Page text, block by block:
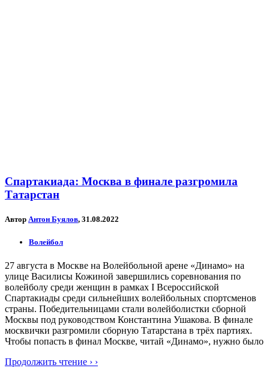
Спартакиада: Москва в финале разгромила
Татарстан
Автор Антон Буялов, 31.08.2022
Волейбол
27 августа в Москве на Волейбольной арене «Динамо» на
улице Василисы Кожиной завершились соревнования по
волейболу среди женщин в рамках I Всероссийской
Спартакиады среди сильнейших волейбольных спортсменов
страны. Победительницами стали волейболистки сборной
Москвы под руководством Константина Ушакова. В финале
москвички разгромили сборную Татарстана в трёх партиях.
Чтобы попасть в финал Москве, читай «Динамо», нужно было
Продолжить чтение › ›